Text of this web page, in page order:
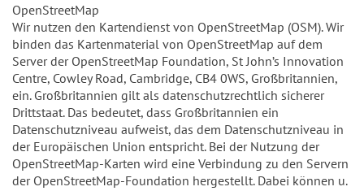
OpenStreetMap
Wir nutzen den Kartendienst von OpenStreetMap (OSM). Wir
binden das Kartenmaterial von OpenStreetMap auf dem
Server der OpenStreetMap Foundation, St John’s Innovation
Centre, Cowley Road, Cambridge, CB4 0WS, Großbritannien,
ein. Großbritannien gilt als datenschutzrechtlich sicherer
Drittstaat. Das bedeutet, dass Großbritannien ein
Datenschutzniveau aufweist, das dem Datenschutzniveau in
der Europäischen Union entspricht. Bei der Nutzung der
OpenStreetMap-Karten wird eine Verbindung zu den Servern
der OpenStreetMap-Foundation hergestellt. Dabei können u.